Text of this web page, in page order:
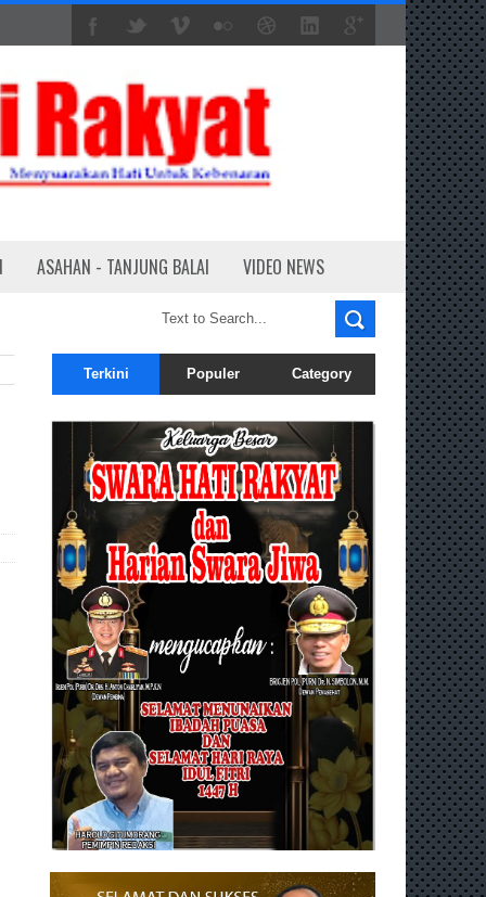
ASAHAN - TANJUNG BALAI VIDEO NEWS
Terkini Populer Category